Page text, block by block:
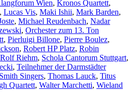
Wien, Kronos Quartett,
, Lucas Vis, Maki Ishii, Mark Barden,
, Michael Reudenbach, Nadar
, Orchester zum 13. Ton
, Pierluigi Billone, Pierre Boulez,
, Robert HP Platz, Robin
Rolf Riehm, Schola Cantorum Stuttgart,
, Teilnehmer der Darmstädter
Singers, Thomas Lauck, Titus
Quartett, Walter Marchetti, Wieland